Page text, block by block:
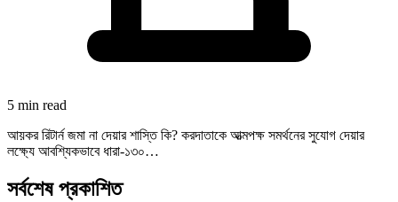
5 min read
আয়কর রিটার্ন জমা না দেয়ার শাস্তি কি? করদাতাকে আত্মপক্ষ সমর্থনের সুযোগ দেয়ার
লক্ষ্যে আবশ্যিকভাবে ধারা-১৩০…
সর্বশেষ প্রকাশিত